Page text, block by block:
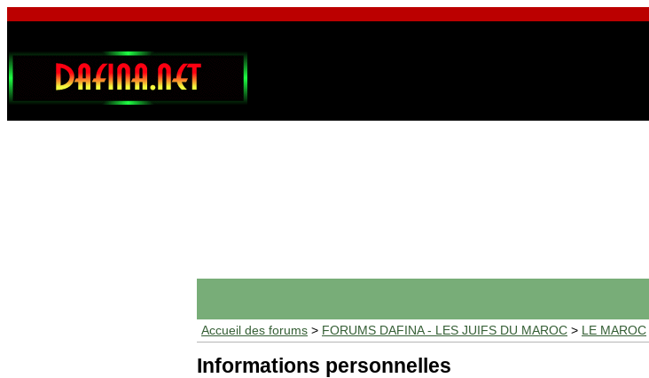
Accueil des forums > FORUMS DAFINA - LES JUIFS DU MAROC > LE MAROC
Informations personnelles